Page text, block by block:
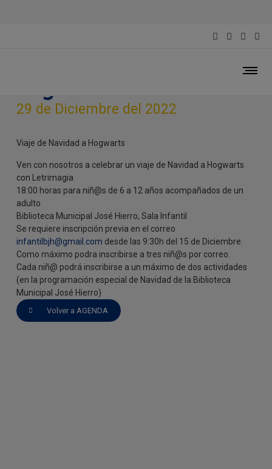
29 de Diciembre del 2022
Viaje de Navidad a Hogwarts
Ven con nosotros a celebrar un viaje de Navidad a Hogwarts
con Letrimagia
18:00 horas para niñ@s de 6 a 12 años acompañados de un
adulto
Biblioteca Municipal José Hierro, Sala Infantil
Se requiere inscripción previa en el correo
infantilbjh@gmail.com desde las 9:30h del 15 de Diciembre.
Como máximo podra inscribirse a tres niñ@s por correo.
Cada niñ@ podrá inscribirse a un máximo de dos actividades
(en la programación especial de Navidad de la Biblioteca
Municipal José Hierro)
Volver a AGENDA